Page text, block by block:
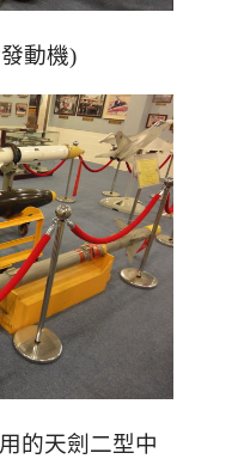
動機)
的天劍二型中